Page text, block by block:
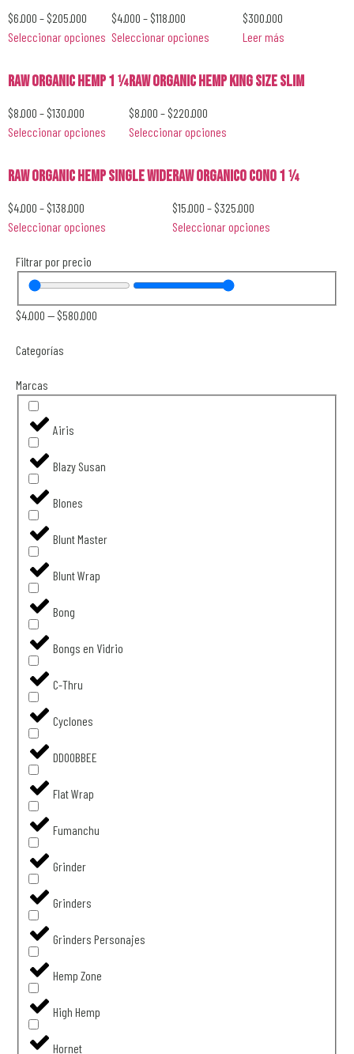
$6.000 – $205.000
Seleccionar opciones
$4.000 – $118.000
Seleccionar opciones
$300.000
Leer más
RAW Organic Hemp 1 1⁄4
$8.000 – $130.000
Seleccionar opciones
RAW Organic Hemp King Size Slim
$8.000 – $220.000
Seleccionar opciones
RAW Organic Hemp Single Wide
$4.000 – $138.000
Seleccionar opciones
RAW Organico Cono 1 1⁄4
$15.000 – $325.000
Seleccionar opciones
Filtrar por precio
$4.000 — $580.000
Categorías
Marcas
Airis
Blazy Susan
Blones
Blunt Master
Blunt Wrap
Bong
Bongs en Vidrio
C-Thru
Cyclones
DDOOBBEE
Flat Wrap
Fumanchu
Grinder
Grinders
Grinders Personajes
Hemp Zone
High Hemp
Hornet